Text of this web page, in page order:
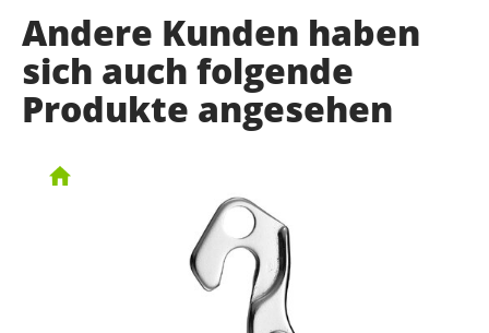
Andere Kunden haben
sich auch folgende
Produkte angesehen